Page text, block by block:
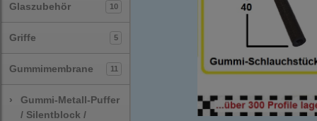
Glaszubehör 10
Griffe 5
Gummimembrane 11
›
Gummi-Metall-Puffer
/ Silentblock /